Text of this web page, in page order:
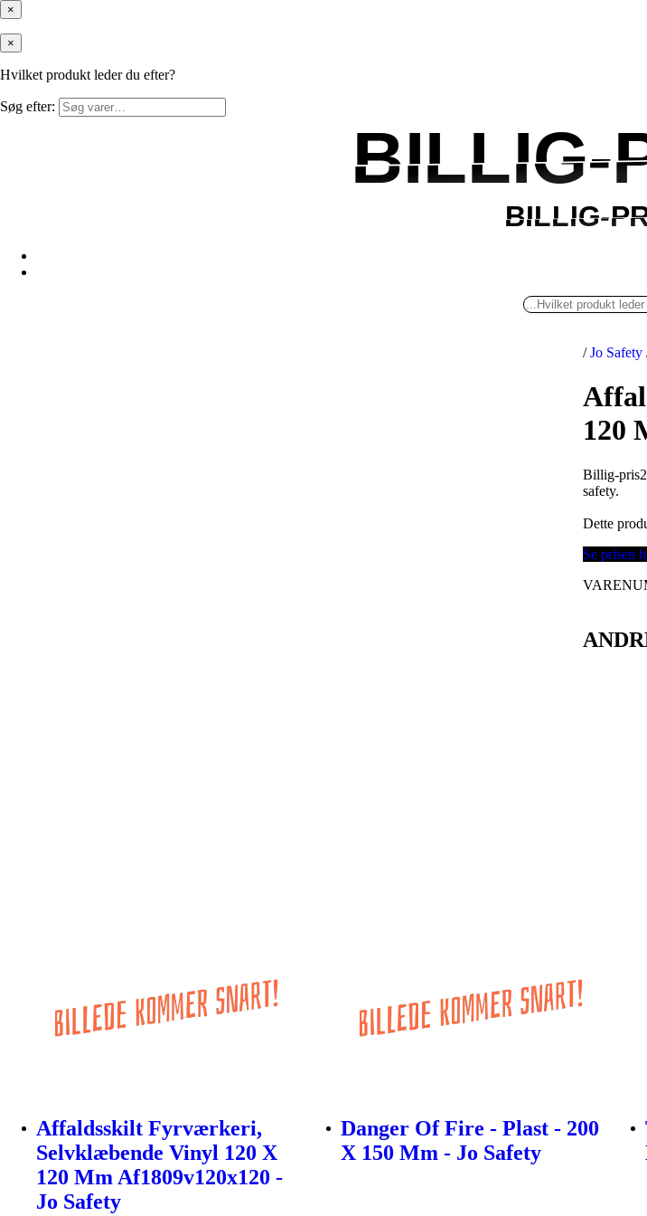
×
×
Hvilket produkt leder du efter?
Søg efter:
BILLIG-
BILLIG-
BILLIG-
BILLIG-
/ Jo Safety
120
Billig-
safety.
Dette
Se prisen
Affaldsskilt Fyrværkeri,
Selvklæbende Vinyl 120 X
120 Mm Af1809v120x120 -
Jo Safety
Danger Of Fire - Plast - 200
X 150 Mm - Jo Safety